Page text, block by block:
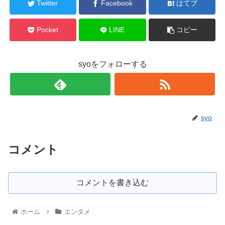
Twitter Facebook はてブ
Pocket LINE コピー
syoをフォローする
syo
コメント
コメントを書き込む
ホーム エンタメ